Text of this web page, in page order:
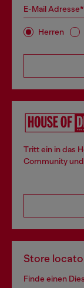
E-Mail Adresse*
Herren
Tritt ein in das
Community
Store
Finde einen